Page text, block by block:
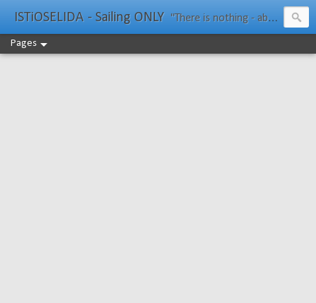
ISTiOSELIDA - Sailing ONLY "There is nothing - absolutely nothing - half so much worth doing as simply messing about in boats." Water Rat, Kenneth Grahame
Pages